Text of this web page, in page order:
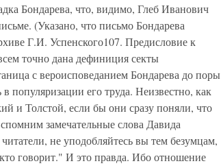
Бондарева, что, видимо, Глеб Иванович
(Указано, что письмо Бондарева
Г.И. Успенского107. Предисловие к
точно дана дефиниция секты
с вероисповеданием Бондарева до поры
популяризации его труда. Неизвестно, как
и Толстой, если бы они сразу поняли, что
замечательные слова Давида
не уподобляйтесь вы тем безумцам,
говорит." И это правда. Ибо отношение